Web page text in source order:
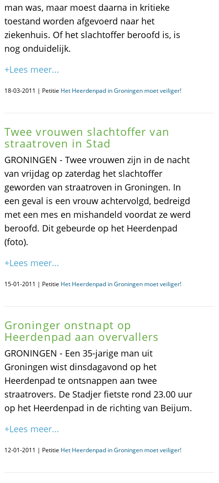
man was, maar moest daarna in kritieke
toestand worden afgevoerd naar het
ziekenhuis. Of het slachtoffer beroofd is, is
nog onduidelijk.
+Lees meer...
18-03-2011 | Petitie Het Heerdenpad in Groningen moet veiliger!
Twee vrouwen slachtoffer van
straatroven in Stad
GRONINGEN - Twee vrouwen zijn in de nacht
van vrijdag op zaterdag het slachtoffer
geworden van straatroven in Groningen. In
een geval is een vrouw achtervolgd, bedreigd
met een mes en mishandeld voordat ze werd
beroofd. Dit gebeurde op het Heerdenpad
(foto).
+Lees meer...
15-01-2011 | Petitie Het Heerdenpad in Groningen moet veiliger!
Groninger onstnapt op
Heerdenpad aan overvallers
GRONINGEN - Een 35-jarige man uit
Groningen wist dinsdagavond op het
Heerdenpad te ontsnappen aan twee
straatrovers. De Stadjer fietste rond 23.00 uur
op het Heerdenpad in de richting van Beijum.
+Lees meer...
12-01-2011 | Petitie Het Heerdenpad in Groningen moet veiliger!